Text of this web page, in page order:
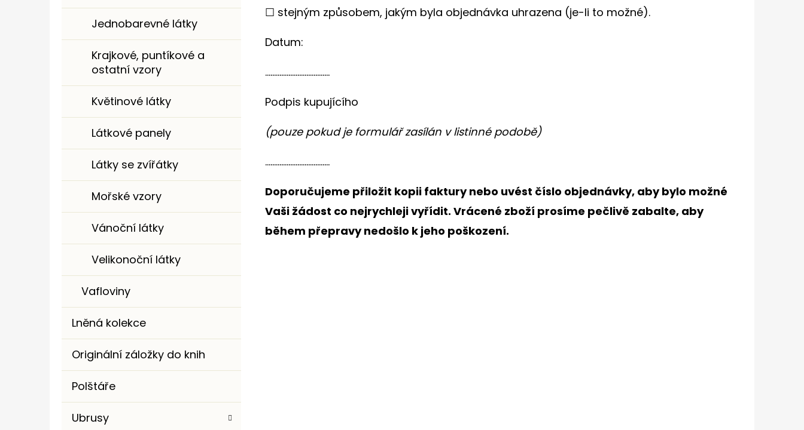
Jednobarevné látky
Krajkové, puntíkové a
ostatní vzory
Květinové látky
Látkové panely
Látky se zvířátky
Mořské vzory
Vánoční látky
Velikonoční látky
Vafloviny
Lněná kolekce
Originální záložky do knih
Polštáře
Ubrusy
☐ stejným způsobem, jakým byla objednávka uhrazena (je-li to možné).
Datum:
....................................
Podpis kupujícího
(pouze pokud je formulář zasílán v listinné podobě)
....................................
Doporučujeme přiložit kopii faktury nebo uvést číslo objednávky, aby bylo možné
Vaši žádost co nejrychleji vyřídit. Vrácené zboží prosíme pečlivě zabalte, aby
během přepravy nedošlo k jeho poškození.